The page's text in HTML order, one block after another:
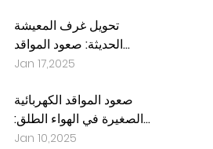
المنزل
تحويل غرف المعيشة
الحديثة: صعود المواقد
الكهربائية المثبتة على
Jan 17,2025
صعود المواقد الكهربائية
الصغيرة في الهواء الطلق:
جلب الراحة والأناقة إلى
Jan 10,2025